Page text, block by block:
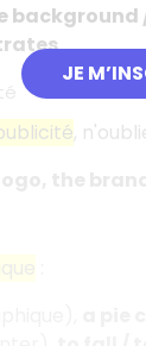
JE
,